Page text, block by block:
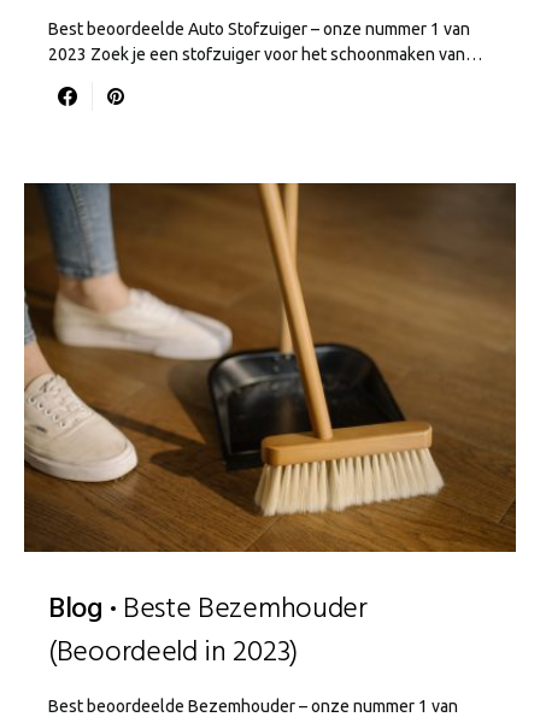
Best beoordeelde Auto Stofzuiger – onze nummer 1 van
2023 Zoek je een stofzuiger voor het schoonmaken van…
Blog Beste Bezemhouder
(Beoordeeld in 2023)
Best beoordeelde Bezemhouder – onze nummer 1 van